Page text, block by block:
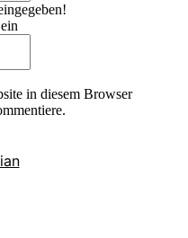
in diesem Browser